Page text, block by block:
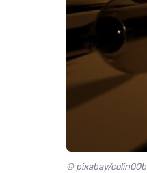
© pixabay/colin00b